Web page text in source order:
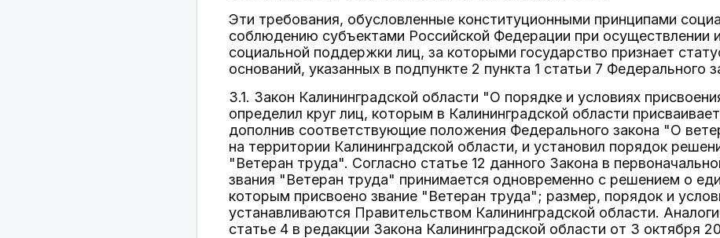
Эти требования, обусловленные конституционными принципами
соблюдению субъектами Российской Федерации при осуществлении
социальной поддержки лиц, за которыми государство признает
оснований, указанных в подпункте 2 пункта 1 статьи 7 Федерального
3.1. Закон Калининградской области "О порядке и условиях
определил круг лиц, которым в Калининградской области
дополнив соответствующие положения Федерального закона "О
на территории Калининградской области, и установил порядок
"Ветеран труда". Согласно статье 12 данного Закона в
звания "Ветеран труда" принимается одновременно с решением о
которым присвоено звание "Ветеран труда"; размер, порядок и
устанавливаются Правительством Калининградской области.
статье 4 в редакции Закона Калининградской области от 3 октября